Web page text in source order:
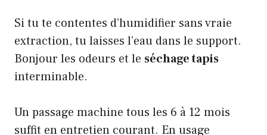
Si tu te contentes d’humidifier sans vraie
extraction, tu laisses l’eau dans le support.
Bonjour les odeurs et le séchage tapis
interminable.
Un passage machine tous les 6 à 12 mois
suffit en entretien courant. En usage